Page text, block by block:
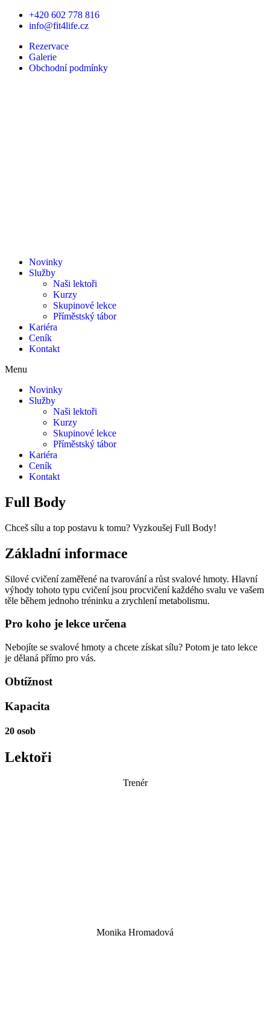
Přejít
+420 602 778 816
info@fit4life.cz
Rezervace
Galerie
Obchodní podmínky
Novinky
Služby
Naši lektoři
Kurzy
Skupinové lekce
Příměstský tábor
Kariéra
Ceník
Kontakt
Menu
Novinky
Služby
Naši lektoři
Kurzy
Skupinové lekce
Příměstský tábor
Kariéra
Ceník
Kontakt
Full Body
Chceš sílu a top postavu k tomu? Vyzkoušej Full Body!
Základní informace
Silové cvičení zaměřené na tvarování a růst svalové hmoty. Hlavní
výhody tohoto typu cvičení jsou procvičení každého svalu ve vašem
těle během jednoho tréninku a zrychlení metabolismu.
Pro koho je lekce určena
Nebojíte se svalové hmoty a chcete získat sílu? Potom je tato lekce
je dělaná přímo pro vás.
Obtížnost
Kapacita
20 osob
Lektoři
Trenér
Monika Hromadová